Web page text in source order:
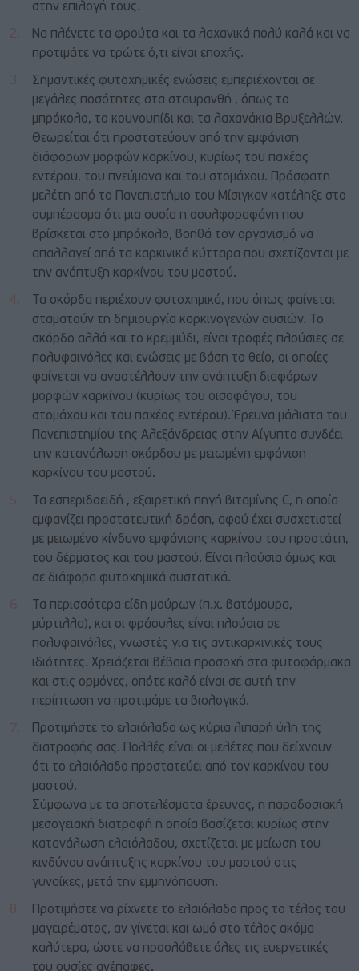
στην επιλογή τους.
Να πλένετε τα φρούτα και τα λαχανικά πολύ καλά και να
προτιμάτε να τρώτε ό,τι είναι εποχής.
Σημαντικές φυτοχημικές ενώσεις εμπεριέχονται σε
μεγάλες ποσότητες στα σταυρανθή , όπως το
μπρόκολο, το κουνουπίδι και τα λαχανάκια Βρυξελλών.
Θεωρείται ότι προστατεύουν από την εμφάνιση
διάφορων μορφών καρκίνου, κυρίως του παχέος
εντέρου, του πνεύμονα και του στομάχου. Πρόσφατη
μελέτη από το Πανεπιστήμιο του Μίσιγκαν κατέληξε στο
συμπέρασμα ότι μια ουσία η σουλφοραφάνη που
βρίσκεται στο μπρόκολο, βοηθά τον οργανισμό να
απαλλαγεί από τα καρκινικά κύτταρα που σχετίζονται με
την ανάπτυξη καρκίνου του μαστού.
Τα σκόρδα περιέχουν φυτοχημικά, που όπως φαίνεται
σταματούν τη δημιουργία καρκινογενών ουσιών. Το
σκόρδο αλλά και το κρεμμύδι, είναι τροφές πλούσιες σε
πολυφαινόλες και ενώσεις με βάση το θείο, οι οποίες
φαίνεται να αναστέλλουν την ανάπτυξη διαφόρων
μορφών καρκίνου (κυρίως του οισοφάγου, του
στομάχου και του παχέος εντέρου). Έρευνα μάλιστα του
Πανεπιστημίου της Αλεξάνδρειας στην Αίγυπτο συνδέει
την κατανάλωση σκόρδου με μειωμένη εμφάνιση
καρκίνου του μαστού.
Τα εσπεριδοειδή , εξαιρετική πηγή βιταμίνης C, η οποία
εμφανίζει προστατευτική δράση, αφού έχει συσχετιστεί
με μειωμένο κίνδυνο εμφάνισης καρκίνου του προστάτη,
του δέρματος και του μαστού. Είναι πλούσια όμως και
σε διάφορα φυτοχημικά συστατικά.
Τα περισσότερα είδη μούρων (π.χ. βατόμουρα,
μύρτιλλα), και οι φράουλες είναι πλούσια σε
πολυφαινόλες, γνωστές για τις αντικαρκινικές τους
ιδιότητες. Χρειάζεται βέβαια προσοχή στα φυτοφάρμακα
και στις ορμόνες, οπότε καλό είναι σε αυτή την
περίπτωση να προτιμάμε τα βιολογικά.
Προτιμήστε το ελαιόλαδο ως κύρια λιπαρή ύλη της
διατροφής σας. Πολλές είναι οι μελέτες που δείχνουν
ότι το ελαιόλαδο προστατεύει από τον καρκίνου του
μαστού.
Σύμφωνα με τα αποτελέσματα έρευνας, η παραδοσιακή
μεσογειακή διατροφή η οποία βασίζεται κυρίως στην
κατανάλωση ελαιόλαδου, σχετίζεται με μείωση του
κινδύνου ανάπτυξης καρκίνου του μαστού στις
γυναίκες, μετά την εμμηνόπαυση.
Προτιμήστε να ρίχνετε το ελαιόλαδο προς το τέλος του
μαγειρέματος, αν γίνεται και ωμό στο τέλος ακόμα
καλύτερα, ώστε να προσλάβετε όλες τις ευεργετικές
του ουσίες ανέπαφες.